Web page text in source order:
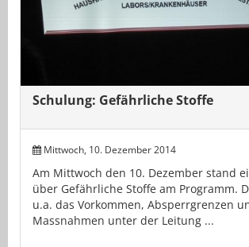
Schulung: Gefährliche Stoffe
Mittwoch, 10. Dezember 2014
Am Mittwoch den 10. Dezember stand
über Gefährliche Stoffe am Programm.
u.a. das Vorkommen, Absperrgrenzen
Massnahmen unter der Leitung ...